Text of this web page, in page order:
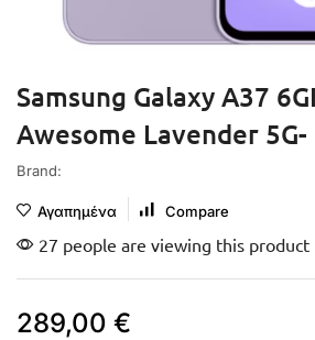
Samsung Galaxy A37
Awesome Lavender 5G-
Brand:
Αγαπημένα Compare
27 people are viewing this
289,00 €